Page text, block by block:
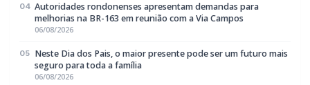
04 Autoridades rondonenses apresentam demandas para
melhorias na BR-163 em reunião com a Via Campos
06/08/2026
05 Neste Dia dos Pais, o maior presente pode ser um futuro mais
seguro para toda a família
06/08/2026